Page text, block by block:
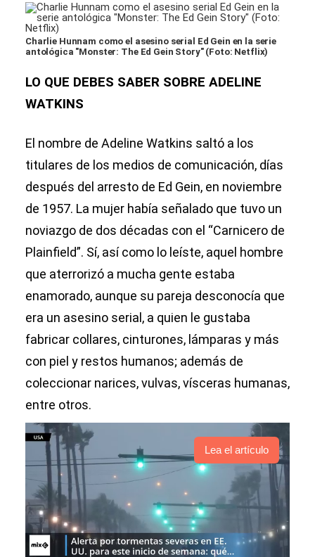
Charlie Hunnam como el asesino serial Ed Gein en la serie
antológica "Monster: The Ed Gein Story" (Foto: Netflix)
LO QUE DEBES SABER SOBRE ADELINE
WATKINS
El nombre de Adeline Watkins saltó a los
titulares de los medios de comunicación, días
después del arresto de Ed Gein, en noviembre
de 1957. La mujer había señalado que tuvo un
noviazgo de dos décadas con el “Carnicero de
Plainfield”. Sí, así como lo leíste, aquel hombre
que aterrorizó a mucha gente estaba
enamorado, aunque su pareja desconocía que
era un asesino serial, a quien le gustaba
fabricar collares, cinturones, lámparas y más
con piel y restos humanos; además de
coleccionar narices, vulvas, vísceras humanas,
entre otros.
Lea el artículo